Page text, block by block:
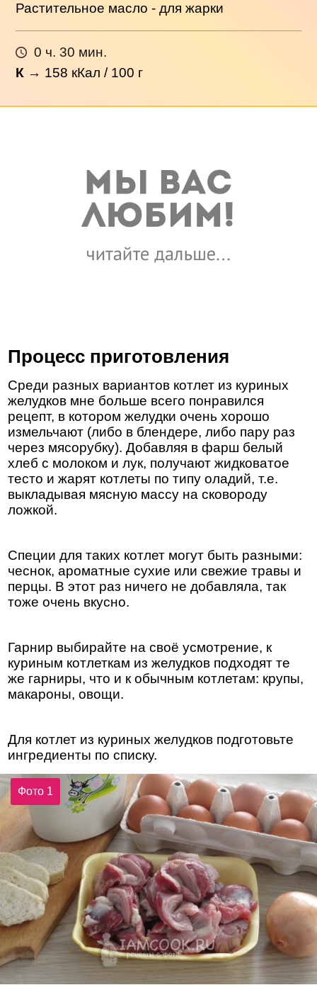
Растительное масло - для жарки
0 ч. 30 мин.
К → 158 кКал / 100 г
Процесс приготовления
Среди разных вариантов котлет из куриных
желудков мне больше всего понравился
рецепт, в котором желудки очень хорошо
измельчают (либо в блендере, либо пару раз
через мясорубку). Добавляя в фарш белый
хлеб с молоком и лук, получают жидковатое
тесто и жарят котлеты по типу оладий, т.е.
выкладывая мясную массу на сковороду
ложкой.
Специи для таких котлет могут быть разными:
чеснок, ароматные сухие или свежие травы и
перцы. В этот раз ничего не добавляла, так
тоже очень вкусно.
Гарнир выбирайте на своё усмотрение, к
куриным котлеткам из желудков подходят те
же гарниры, что и к обычным котлетам: крупы,
макароны, овощи.
Для котлет из куриных желудков подготовьте
ингредиенты по списку.
Фото 1